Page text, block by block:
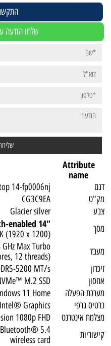
שלחו הודעה
Attribute
name
דגם
14-fp0006nj
מק"ט
CG3C9EA
צבע
Glacier silver
מסך
"14 multitouch-enabled
(1920 x 1200)
מעבד
Max Turbo
12 threads)
זיכרון
5200 MT/s
אחסון
M.2 SSD
מערכת הפעלה
11 Home
כרטיס גרפי
Intel® Graphics
מצלמת אינטרנט
1080p FHD
קישוריות
Bluetooth® 5.4
wireless card